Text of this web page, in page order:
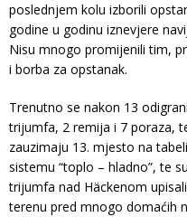
poslednjem kolu izborili
godine u godinu iznevjere
Nisu mnogo promijenili tim,
i borba za opstanak.
Trenutno se nakon 13
trijumfa, 2 remija i 7 poraza,
zauzimaju 13. mjesto na
sistemu “toplo – hladno”, te
trijumfa nad Häckenom
terenu pred mnogo domaćih